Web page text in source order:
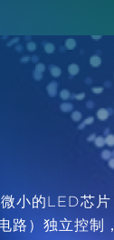
小的LED芯片
）独立控制，